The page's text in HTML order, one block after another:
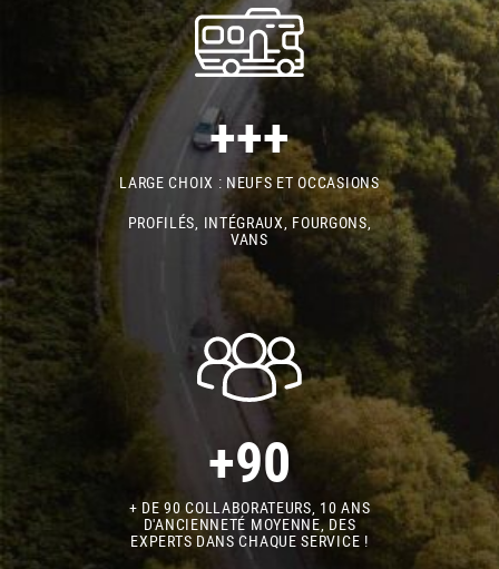
+++
LARGE CHOIX : NEUFS ET OCCASIONS
PROFILÉS, INTÉGRAUX, FOURGONS,
VANS
+90
+ DE 90 COLLABORATEURS, 10 ANS
D'ANCIENNETÉ MOYENNE, DES
EXPERTS DANS CHAQUE SERVICE !